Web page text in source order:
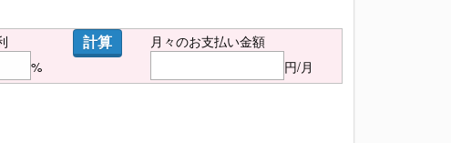
%
計算
月々のお支払い金額
円/月